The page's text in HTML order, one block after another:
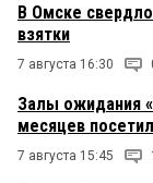
В Омске
взятки
7 августа 16:30
Залы ожидания
месяцев
7 августа 15:45